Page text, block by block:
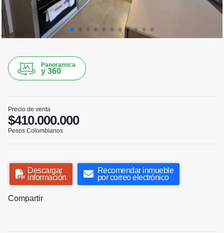
Panoramica
y 360
Precio de venta
$410.000.000
Pesos Colombianos
Descargar
información
Recomendar inmueble
por correo electrónico
Compartir